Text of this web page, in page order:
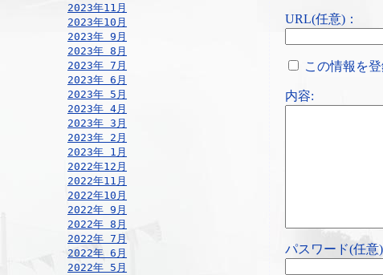
2023年11月
2023年10月
2023年 9月
2023年 8月
2023年 7月
2023年 6月
2023年 5月
2023年 4月
2023年 3月
2023年 2月
2023年 1月
2022年12月
2022年11月
2022年10月
2022年 9月
2022年 8月
2022年 7月
2022年 6月
2022年 5月
URL(任意)：
この情報を
内容:
パスワード(任意)